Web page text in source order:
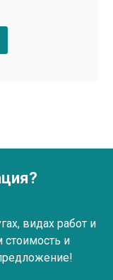
видах работ и
стоимость и